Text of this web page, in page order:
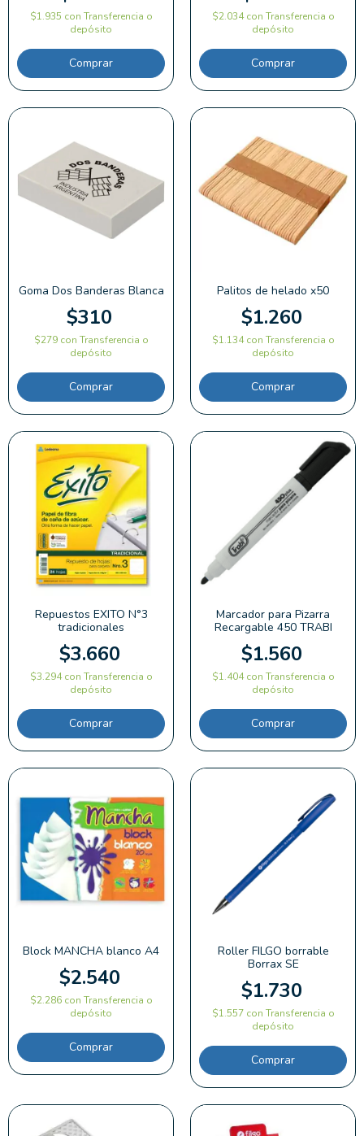
$1.935 con Transferencia o
depósito
Comprar
$2.034con Transferencia o
depósito
Goma Dos Banderas Blanca
$310
$279 con Transferencia o
depósito
Palitos de helado x50
$1.260
$1.134con Transferencia o
depósito
Comprar
Repuestos EXITO N°3
tradicionales
$3.660
$3.294con Transferencia o
depósito
Comprar
Marcador para Pizarra
Recargable 450 TRABI
$1.560
$1.404con Transferencia o
depósito
Comprar
Block MANCHA blanco A4
$2.540
$2.286 con Transferencia o
depósito
Roller FILGO borrable
Borrax SE
$1.730
$1.557 con Transferencia o
depósito